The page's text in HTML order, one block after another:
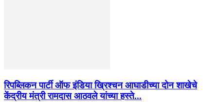
रिपब्लिकन पार्टी ऑफ इंडिया ख्रिश्चन आघाडीच्या दोन शाखेचे
केंद्रीय मंत्री रामदास आठवले यांच्या हस्ते...